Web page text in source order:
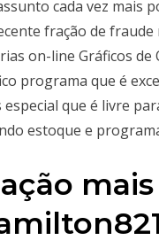
cada vez mais
fração de
on-line Gráficos de
programa que é
especial que é livre
estoque e